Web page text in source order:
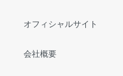
オフィシャルサイト
会社概要